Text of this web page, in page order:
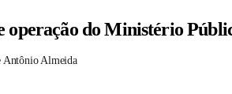
operação do Ministério
Antônio Almeida